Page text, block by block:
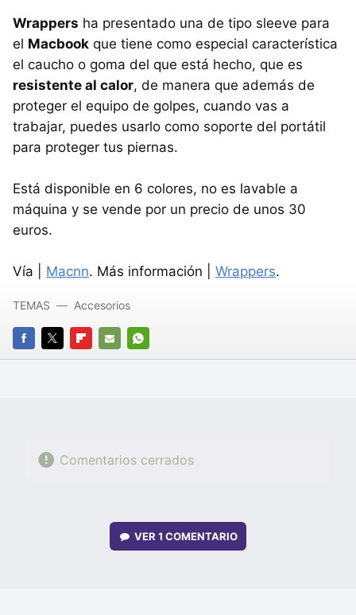
Wrappers ha presentado una de tipo sleeve para
el Macbook que tiene como especial característica
el caucho o goma del que está hecho, que es
resistente al calor, de manera que además de
proteger el equipo de golpes, cuando vas a
trabajar, puedes usarlo como soporte del portátil
para proteger tus piernas.
Está disponible en 6 colores, no es lavable a
máquina y se vende por un precio de unos 30
euros.
Vía | Macnn. Más información | Wrappers.
FACEBOOK
TWITTERFLIPBOARD
E-
WHATSAPP
TEMAS Accesorios
Comentarios cerrados
VER 1 COMENTARIO